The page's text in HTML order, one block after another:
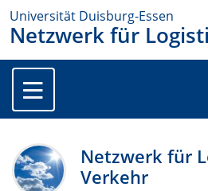
Universität Duisburg-Essen
Netzwerk für
Netzwerk für
Verkehr